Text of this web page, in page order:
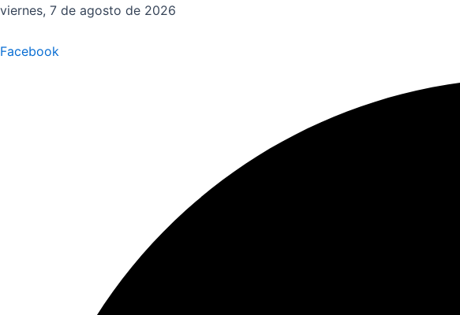
Ir
contenido
viernes, 7 de agosto de 2026
Facebook